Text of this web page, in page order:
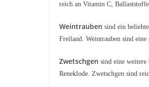
reich an Vitamin C,
Weintrauben sind ein
Freiland. Weintrauben sind
Zwetschgen sind eine
Reneklode. Zwetschgen sind